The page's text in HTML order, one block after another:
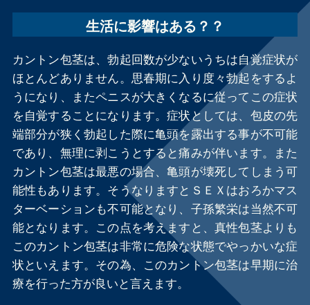
生活に影響はある？？
カントン包茎は、勃起回数が少ないうちは自覚症状が
ほとんどありません。思春期に入り度々勃起をするよ
うになり、またペニスが大きくなるに従ってこの症状
を自覚することになります。症状としては、包皮の先
端部分が狭く勃起した際に亀頭を露出する事が不可能
であり、無理に剥こうとすると痛みが伴います。また
カントン包茎は最悪の場合、亀頭が壊死してしまう可
能性もあります。そうなりますとＳＥＸはおろかマス
ターベーションも不可能となり、子孫繁栄は当然不可
能となります。この点を考えますと、真性包茎よりも
このカントン包茎は非常に危険な状態でやっかいな症
状といえます。その為、このカントン包茎は早期に治
療を行った方が良いと言えます。